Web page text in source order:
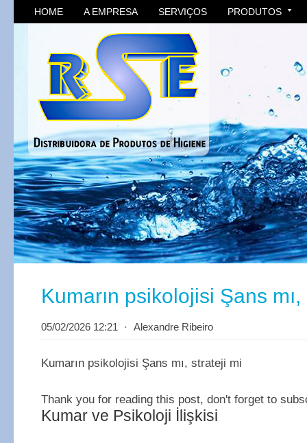
HOME A EMPRESA SERVIÇOS PRODUTOS
Kumarın psikolojisi Şans
05/02/2026 12:21 ⋅ Alexandre Ribeiro
Kumarın psikolojisi Şans mı, strateji mi
Thank you for reading this post, don't forget to
Kumar ve Psikoloji İlişkisi